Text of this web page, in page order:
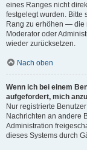
eines Ranges nicht
festgelegt wurden. Bitte
Rang zu erhöhen — die
Moderator oder
wieder zurücksetzen.
Nach oben
Wenn ich bei einem
aufgefordert, mich
Nur registrierte
Nachrichten an andere
Administration
dieses Systems durch